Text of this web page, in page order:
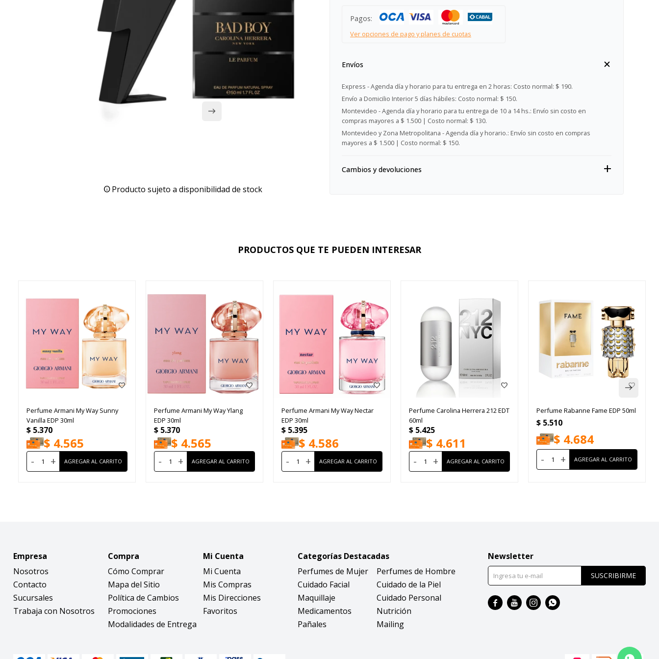
Producto sujeto a disponibilidad de stock
Pagos:
Ver opciones de pago y planes de cuotas
Envíos
Express - Agenda día y horario para tu entrega en 2 horas: Costo normal: $ 190.
Envío a Domicilio Interior 5 días hábiles: Costo normal: $ 150.
Montevideo - Agenda día y horario para tu entrega de 10 a 14 hs.: Envío sin costo en
compras mayores a $ 1.500 | Costo normal: $ 130.
Montevideo y Zona Metropolitana - Agenda día y horario.: Envío sin costo en compras
mayores a $ 1.500 | Costo normal: $ 150.
Cambios y devoluciones
PRODUCTOS QUE TE PUEDEN INTERESAR
Perfume Armani My Way Sunny
Vanilla EDP 30ml
$ 5.370
$ 4.565
- +
Perfume Armani My Way Ylang
EDP 30ml
$ 5.370
$ 4.565
- +
Perfume Armani My Way Nectar
EDP 30ml
$ 5.395
$ 4.586
- +
Perfume Carolina Herrera 212 EDT
60ml
$ 5.425
$ 4.611
- +
Perfume Rabanne Fame EDP 50ml
$ 5.510
$ 4.684
- +
Empresa
Nosotros
Contacto
Sucursales
Trabaja con Nosotros
Compra
Cómo Comprar
Mapa del Sitio
Política de Cambios
Promociones
Modalidades de Entrega
Mi Cuenta
Mi Cuenta
Mis Compras
Mis Direcciones
Favoritos
Categorías Destacadas
Perfumes de Mujer
Perfumes de Hombre
Cuidado Facial
Cuidado de la Piel
Maquillaje
Cuidado Personal
Medicamentos
Nutrición
Pañales
Mailing
Newsletter
SUSCRIBIRME
   